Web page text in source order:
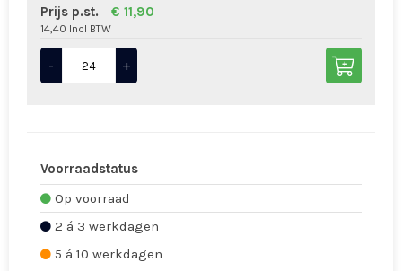
Prijs p.st.
€ 11,90
14,40 Incl BTW
- +
Voorraadstatus
Op voorraad
2 á 3 werkdagen
5 á 10 werkdagen